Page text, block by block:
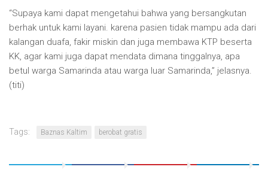
“Supaya kami dapat mengetahui bahwa yang bersangkutan
berhak untuk kami layani. karena pasien tidak mampu ada dari
kalangan duafa, fakir miskin dan juga membawa KTP beserta
KK, agar kami juga dapat mendata dimana tinggalnya, apa
betul warga Samarinda atau warga luar Samarinda,” jelasnya.
(titi)
Tags: Baznas Kaltim berobat gratis